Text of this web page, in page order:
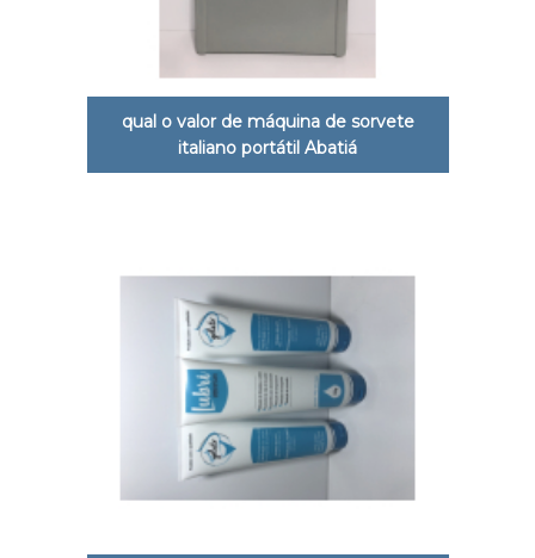
qual o valor de máquina de sorvete
italiano portátil Abatiá